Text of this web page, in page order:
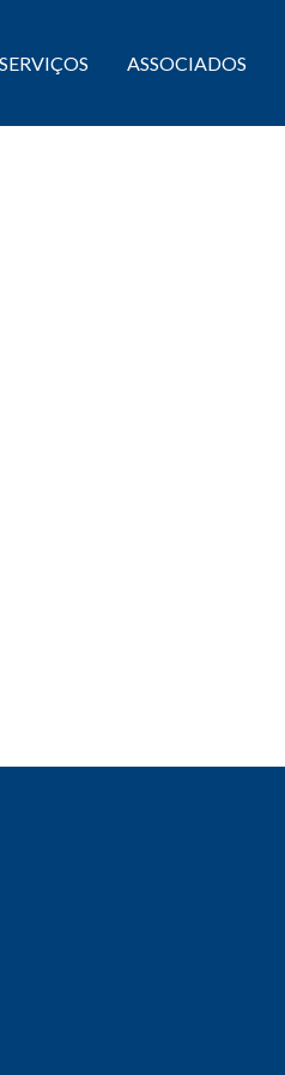
SERVIÇOS ASSOCIADOS